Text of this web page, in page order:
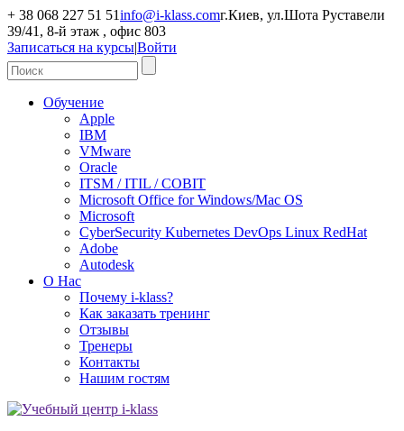
+ 38 068 227 51 51info@i-klass.comг.Киев, ул.Шота Руставели
39/41, 8-й этаж , офис 803
Записаться на курсы|Войти
Обучение
Apple
IBM
VMware
Oracle
ITSM / ITIL / COBIT
Microsoft Office for Windows/Mac OS
Microsoft
CyberSecurity Kubernetes DevOps Linux RedHat
Adobe
Autodesk
О Нас
Почему i-klass?
Как заказать тренинг
Отзывы
Тренеры
Контакты
Нашим гостям